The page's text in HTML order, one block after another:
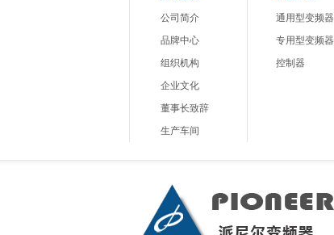
公司简介
品牌中心
组织机构
企业文化
董事长致辞
生产车间
通用型变频器
专用型变频器
控制器